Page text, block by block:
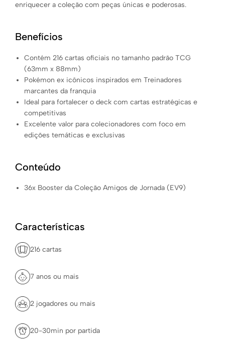
enriquecer a coleção com peças únicas e poderosas.
Benefícios
Contém 216 cartas oficiais no tamanho padrão TCG
(63mm x 88mm)
Pokémon ex icônicos inspirados em Treinadores
marcantes da franquia
Ideal para fortalecer o deck com cartas estratégicas e
competitivas
Excelente valor para colecionadores com foco em
edições temáticas e exclusivas
Conteúdo
36x Booster da Coleção Amigos de Jornada (EV9)
Características
216 cartas
7 anos ou mais
2 jogadores ou mais
20-30min por partida